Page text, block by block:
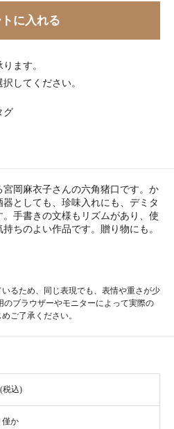
に入れる
ます。
してください。
グ
岡麻衣子さんの六角猪口です。か
としても、珍味入れにも、デミタ
手書きの文様もリズムがあり、使
ちのよい作品です。贈り物にも。
るため、同じ表現でも、表情や重さが少
のブラウザーやモニターによって実際の
ご了承ください。
税込)
僅か